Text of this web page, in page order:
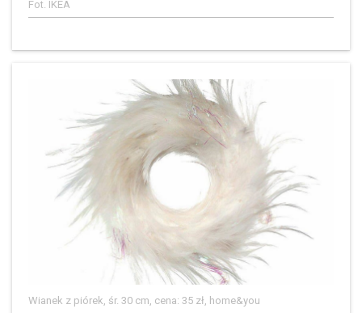
Fot. IKEA
Wianek z piórek, śr. 30 cm, cena: 35 zł, home&you